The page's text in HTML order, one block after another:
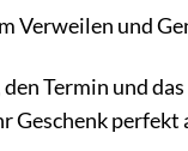
Verweilen und
Termin und
Geschenk